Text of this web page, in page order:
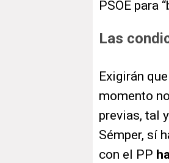
PSOE para
Las
Exigirán
momento
previas, tal
Sémper, sí
con el PP